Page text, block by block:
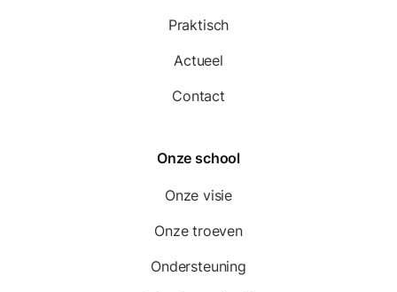
Praktisch
Actueel
Contact
Onze school
Onze visie
Onze troeven
Ondersteuning